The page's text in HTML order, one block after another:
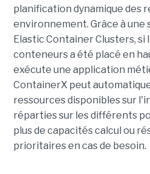
planification dynamique des
environnement. Grâce à une
Elastic Container Clusters, si
conteneurs a été placé en
exécute une application
ContainerX peut
ressources disponibles sur
réparties sur les différents
plus de capacités calcul ou
prioritaires en cas de besoin.